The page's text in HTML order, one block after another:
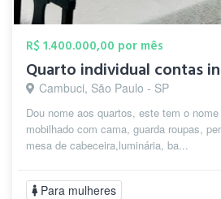
R$ 1.400.000,00 por mês
Quarto individual contas
Cambuci, São Paulo - SP
Dou nome aos quartos, este tem o
mobilhado com cama, guarda roupas,
mesa de cabeceira,luminária, ba...
Para mulheres